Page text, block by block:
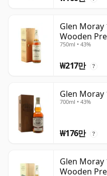
Glen Moray
Wooden
750ml • 43%
₩217만 ?
Glen Moray
700ml • 43%
₩176만 ?
Glen Moray
Wooden